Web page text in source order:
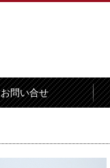
お問い合せ